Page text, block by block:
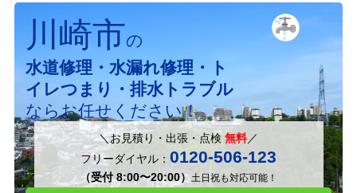
カ
川崎市の
水道修理・水漏れ修理・ト
イレつまり・排水トラブル
ならお任せください！
＼お見積り・出張・点検 無料／
フリーダイヤル： 0120-506-123
（受付 8:00〜20:00）土日祝も対応可能！